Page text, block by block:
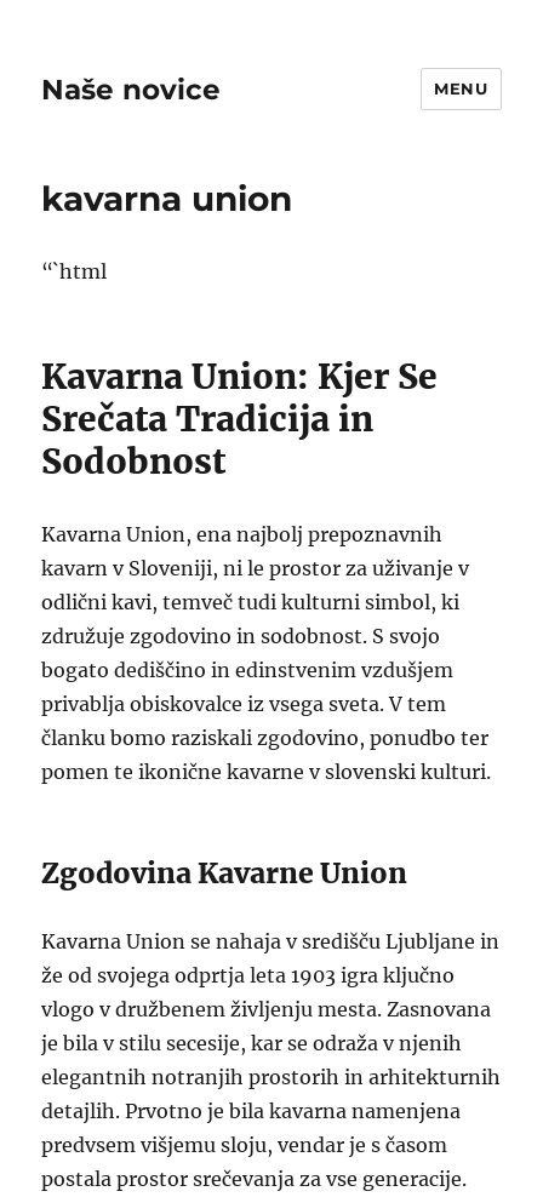
Naše novice MENU
kavarna union
“`html
Kavarna Union: Kjer Se
Srečata Tradicija in
Sodobnost
Kavarna Union, ena najbolj prepoznavnih
kavarn v Sloveniji, ni le prostor za uživanje v
odlični kavi, temveč tudi kulturni simbol, ki
združuje zgodovino in sodobnost. S svojo
bogato dediščino in edinstvenim vzdušjem
privablja obiskovalce iz vsega sveta. V tem
članku bomo raziskali zgodovino, ponudbo ter
pomen te ikonične kavarne v slovenski kulturi.
Zgodovina Kavarne Union
Kavarna Union se nahaja v središču Ljubljane in
že od svojega odprtja leta 1903 igra ključno
vlogo v družbenem življenju mesta. Zasnovana
je bila v stilu secesije, kar se odraža v njenih
elegantnih notranjih prostorih in arhitekturnih
detajlih. Prvotno je bila kavarna namenjena
predvsem višjemu sloju, vendar je s časom
postala prostor srečevanja za vse generacije.